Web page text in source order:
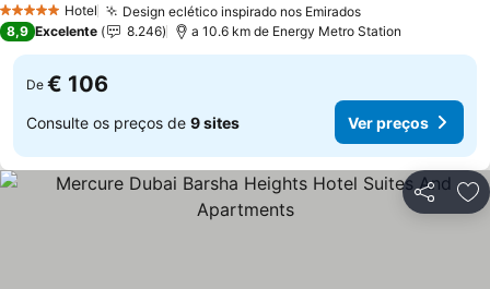
5 Estrelas Hotel Design eclético inspirado nos Emirados
8,9 Excelente 8.246 a 10.6 km de Energy Metro Station
De € 106
Consulte os preços de 9 sites Ver preços
Partilhar